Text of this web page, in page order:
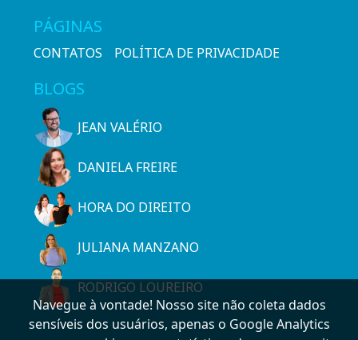
PÁGINAS
CONTATOS POLÍTICA DE PRIVACIDADE
BLOGS
JEAN VALÉRIO
DANIELA FREIRE
HORA DO DIREITO
JULIANA MANZANO
RODRIGO LOUREIRO
Navegue à vontade! Nosso site não coleta dados
sensíveis dos usuários, apenas o Google Analytics